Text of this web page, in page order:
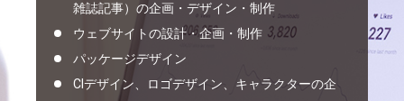
雑誌記事）の企画・デザイン・制作
ウェブサイトの設計・企画・制作
パッケージデザイン
CIデザイン、ロゴデザイン、キャラクターの企